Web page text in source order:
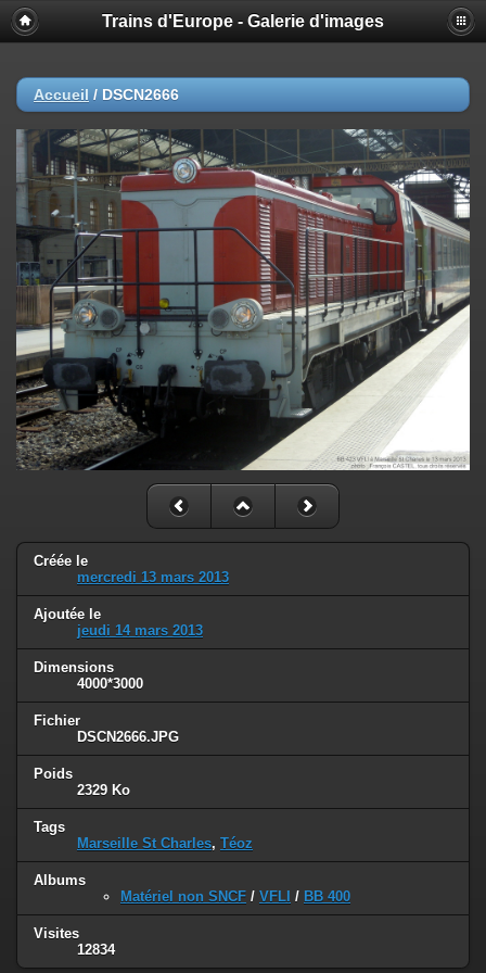
Trains d'Europe - Galerie d'images
Accueil / DSCN2666
Créée le
mercredi 13 mars 2013
Ajoutée le
jeudi 14 mars 2013
Dimensions
4000*3000
Fichier
DSCN2666.JPG
Poids
2329 Ko
Tags
Marseille St Charles, Téoz
Albums
Matériel non SNCF / VFLI / BB 400
Visites
12834